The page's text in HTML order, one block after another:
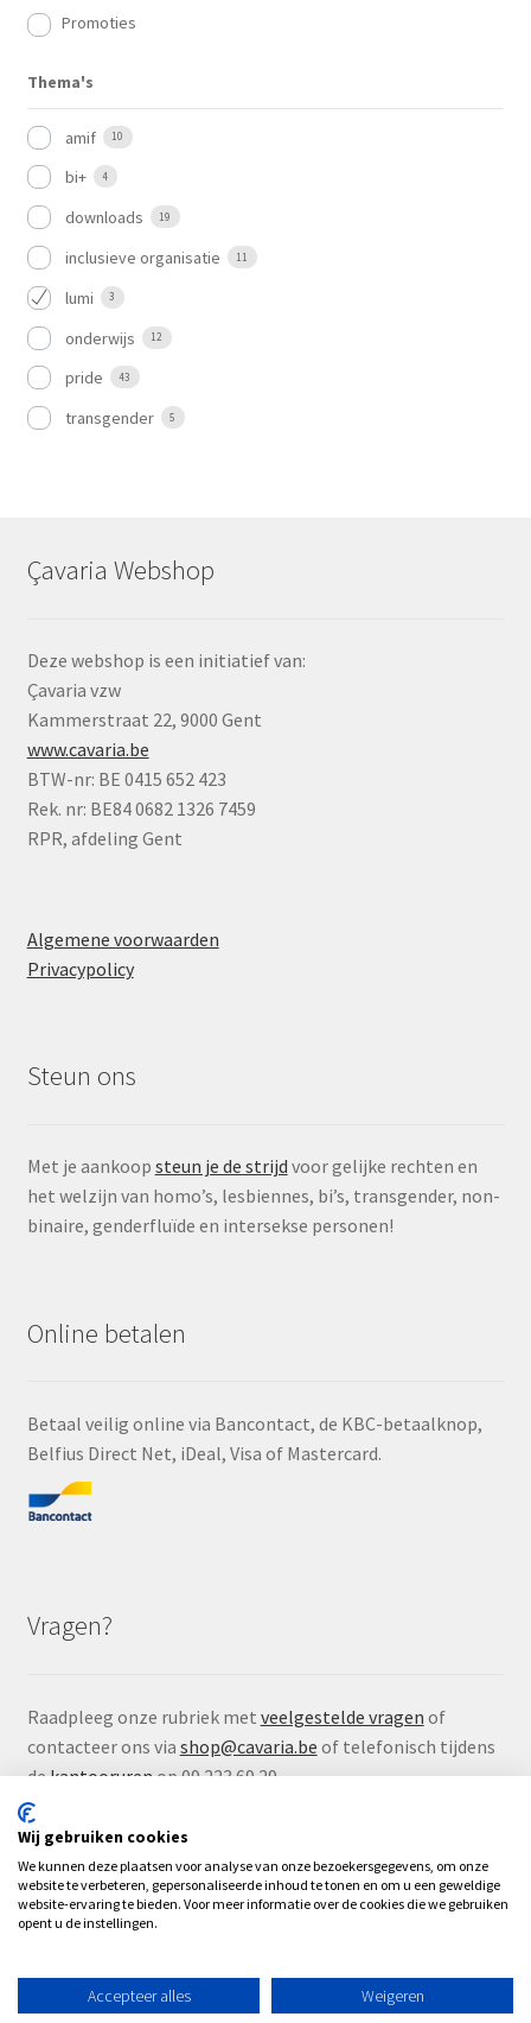
Promoties
Thema's
amif 10
bi+ 4
downloads 19
inclusieve organisatie 11
lumi 3
onderwijs 12
pride 43
transgender 5
Çavaria Webshop
Deze webshop is een initiatief van:
Çavaria vzw
Kammerstraat 22, 9000 Gent
www.cavaria.be
BTW-nr: BE 0415 652 423
Rek. nr: BE84 0682 1326 7459
RPR, afdeling Gent
Algemene voorwaarden
Privacypolicy
Steun ons
Met je aankoop steun je de strijd voor gelijke rechten en
het welzijn van homo’s, lesbiennes, bi’s, transgender, non-
binaire, genderfluïde en intersekse personen!
Online betalen
Betaal veilig online via Bancontact, de KBC-betaalknop,
Belfius Direct Net, iDeal, Visa of Mastercard.
Vragen?
Raadpleeg onze rubriek met veelgestelde vragen of
contacteer ons via shop@cavaria.be of telefonisch tijdens
dekantoorurenop 09 223 69 29.
© Çavaria Webshop 2026
Wij gebruiken cookies
We kunnen deze plaatsen voor analyse van onze bezoekersgegevens, om onze
website te verbeteren, gepersonaliseerde inhoud te tonen en om u een geweldige
website-ervaring te bieden. Voor meer informatie over de cookies die we gebruiken
opent u de instellingen.
Accepteer alles Weigeren